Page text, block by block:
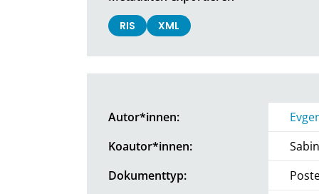
RIS XML
Autor*innen:
Koautor*innen:
Dokumenttyp: